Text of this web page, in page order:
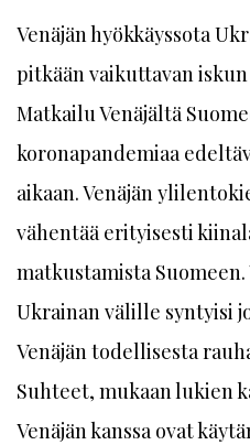
Venäjän hyökkäyssota
pitkään vaikuttavan
Matkailu Venäjältä
koronapandemiaa
aikaan. Venäjän
vähentää erityisesti
matkustamista Suomeen.
Ukrainan välille syntyisi
Venäjän todellisesta
Suhteet, mukaan lukien
Venäjän kanssa ovat